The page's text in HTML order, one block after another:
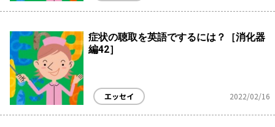
症状の聴取を英語でするには？［消化器
編42］
エッセイ 2022/02/16